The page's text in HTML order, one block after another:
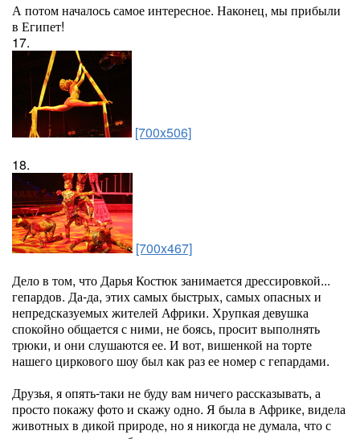
А потом началось самое интересное. Наконец, мы прибыли
в Египет!
17.
[700x506]
18.
[700x467]
Дело в том, что Дарья Костюк занимается дрессировкой...
гепардов. Да-да, этих самых быстрых, самых опасных и
непредсказуемых жителей Африки. Хрупкая девушка
спокойно общается с ними, не боясь, просит выполнять
трюки, и они слушаются ее. И вот, вишенкой на торте
нашего циркового шоу был как раз ее номер с гепардами.
Друзья, я опять-таки не буду вам ничего рассказывать, а
просто покажу фото и скажу одно. Я была в Африке, видела
животных в дикой природе, но я никогда не думала, что с